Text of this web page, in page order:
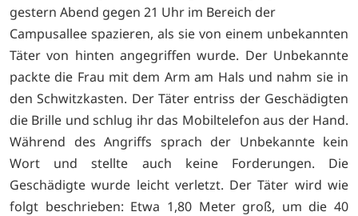
gestern Abend gegen 21 Uhr im Bereich der
Campusallee spazieren, als sie von einem unbekannten
Täter von hinten angegriffen wurde. Der Unbekannte
packte die Frau mit dem Arm am Hals und nahm sie in
den Schwitzkasten. Der Täter entriss der Geschädigten
die Brille und schlug ihr das Mobiltelefon aus der Hand.
Während des Angriffs sprach der Unbekannte kein
Wort und stellte auch keine Forderungen. Die
Geschädigte wurde leicht verletzt. Der Täter wird wie
folgt beschrieben: Etwa 1,80 Meter groß, um die 40